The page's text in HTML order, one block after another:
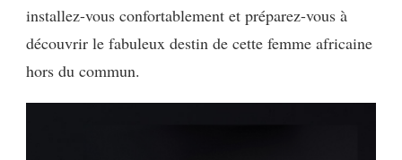
installez-vous confortablement et préparez-vous à
découvrir le fabuleux destin de cette femme africaine
hors du commun.